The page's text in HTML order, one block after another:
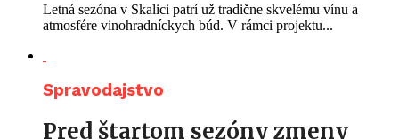
Letná sezóna v Skalici patrí už tradične skvelému vínu a
atmosfére vinohradníckych búd. V rámci projektu...
Spravodajstvo
Pred štartom sezóny zmeny